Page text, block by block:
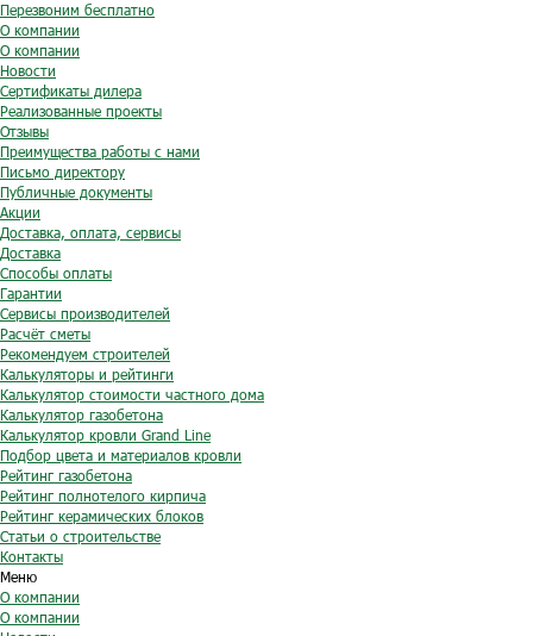
Перезвоним бесплатно
О компании
О компании
Новости
Сертификаты дилера
Реализованные проекты
Отзывы
Преимущества работы с нами
Письмо директору
Публичные документы
Акции
Доставка, оплата, сервисы
Доставка
Способы оплаты
Гарантии
Сервисы производителей
Расчёт сметы
Рекомендуем строителей
Калькуляторы и рейтинги
Калькулятор стоимости частного дома
Калькулятор газобетона
Калькулятор кровли Grand Line
Подбор цвета и материалов кровли
Рейтинг газобетона
Рейтинг полнотелого кирпича
Рейтинг керамических блоков
Статьи о строительстве
Контакты
Меню
О компании
О компании